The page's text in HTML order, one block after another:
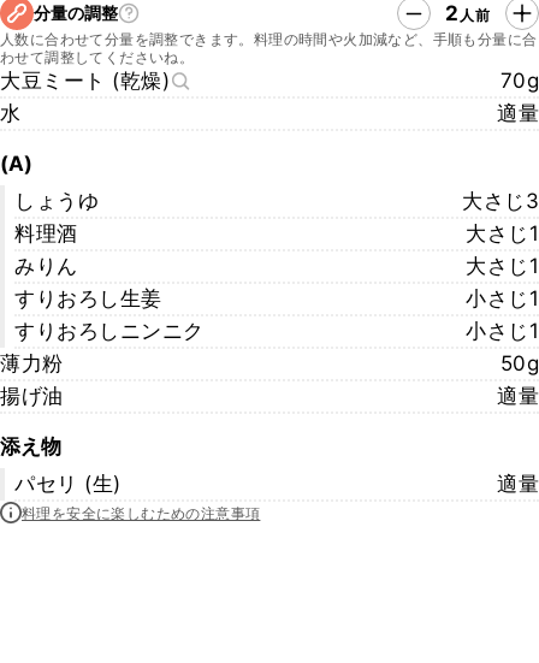
分量の調整 2 人前
人数に合わせて分量を調整できます。料理の時間や火加減など、手順も分量に合
わせて調整してくださいね。
大豆ミート (乾燥)
70g
水
適量
(A)
しょうゆ
大さじ3
料理酒
大さじ1
みりん
大さじ1
すりおろし生姜
小さじ1
すりおろしニンニク
小さじ1
薄力粉
50g
揚げ油
適量
添え物
パセリ (生)
適量
料理を安全に楽しむための注意事項